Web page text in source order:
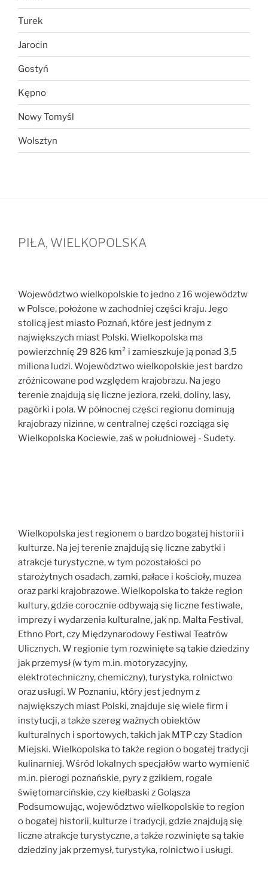
Turek
Jarocin
Gostyń
Kępno
Nowy Tomyśl
Wolsztyn
PIŁA, WIELKOPOLSKA
Województwo wielkopolskie to jedno z 16 województw
w Polsce, położone w zachodniej części kraju. Jego
stolicą jest miasto Poznań, które jest jednym z
największych miast Polski. Wielkopolska ma
powierzchnię 29 826 km² i zamieszkuje ją ponad 3,5
miliona ludzi. Województwo wielkopolskie jest bardzo
zróżnicowane pod względem krajobrazu. Na jego
terenie znajdują się liczne jeziora, rzeki, doliny, lasy,
pagórki i pola. W północnej części regionu dominują
krajobrazy nizinne, w centralnej części rozciąga się
Wielkopolska Kociewie, zaś w południowej - Sudety.
Wielkopolska jest regionem o bardzo bogatej historii i
kulturze. Na jej terenie znajdują się liczne zabytki i
atrakcje turystyczne, w tym pozostałości po
starożytnych osadach, zamki, pałace i kościoły, muzea
oraz parki krajobrazowe. Wielkopolska to także region
kultury, gdzie corocznie odbywają się liczne festiwale,
imprezy i wydarzenia kulturalne, jak np. Malta Festival,
Ethno Port, czy Międzynarodowy Festiwal Teatrów
Ulicznych. W regionie tym rozwinięte są takie dziedziny
jak przemysł (w tym m.in. motoryzacyjny,
elektrotechniczny, chemiczny), turystyka, rolnictwo
oraz usługi. W Poznaniu, który jest jednym z
największych miast Polski, znajduje się wiele firm i
instytucji, a także szereg ważnych obiektów
kulturalnych i sportowych, takich jak MTP czy Stadion
Miejski. Wielkopolska to także region o bogatej tradycji
kulinarniej. Wśród lokalnych specjałów warto wymienić
m.in. pierogi poznańskie, pyry z gzikiem, rogale
świętomarcińskie, czy kiełbaski z Goląsza
Podsumowując, województwo wielkopolskie to region
o bogatej historii, kulturze i tradycji, gdzie znajdują się
liczne atrakcje turystyczne, a także rozwinięte są takie
dziedziny jak przemysł, turystyka, rolnictwo i usługi.